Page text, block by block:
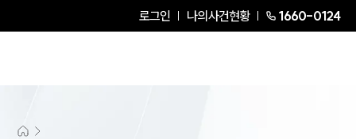
로그인 나의사건현황 1660-0124